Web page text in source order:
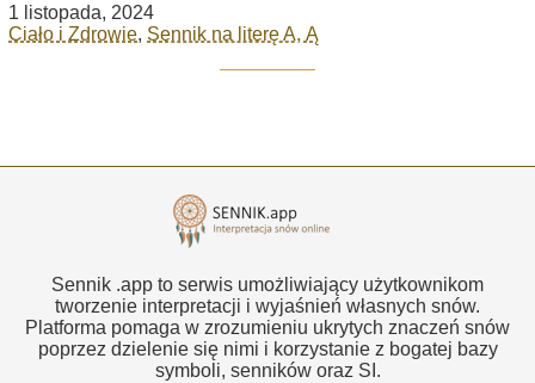
1 listopada, 2024
Ciało i Zdrowie, Sennik na literę A, Ą
Sennik .app to serwis umożliwiający użytkownikom
tworzenie interpretacji i wyjaśnień własnych snów.
Platforma pomaga w zrozumieniu ukrytych znaczeń snów
poprzez dzielenie się nimi i korzystanie z bogatej bazy
symboli, senników oraz SI.